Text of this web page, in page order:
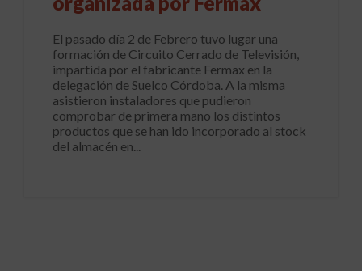
El pasado día 2 de Febrero tuvo lugar una
formación de Circuito Cerrado de Televisión,
impartida por el fabricante Fermax en la
delegación de Suelco Córdoba. A la misma
asistieron instaladores que pudieron
comprobar de primera mano los distintos
productos que se han ido incorporado al stock
del almacén en...